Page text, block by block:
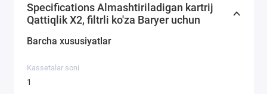
Specifications Almashtiriladigan kartrij
Qattiqlik X2, filtrli ko'za Baryer uchun
Barcha xususiyatlar
Kassetalar soni
1